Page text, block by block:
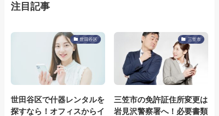
注目記事
世田谷区
世田谷区で什器レンタルを
探すなら！オフィスからイ
三笠市
三笠市の免許証住所変更は
岩見沢警察署へ！必要書類